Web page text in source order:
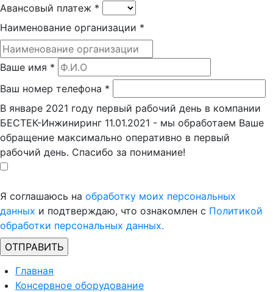
Авансовый платеж *
Наименование организации *
Ваше имя *
Ваш номер телефона *
В январе 2021 году первый рабочий день в компании
БЕСТЕК-Инжиниринг 11.01.2021 - мы обработаем Ваше
обращение максимально оперативно в первый
рабочий день. Спасибо за понимание!
Я соглашаюсь на обработку моих персональных
данных и подтверждаю, что ознакомлен с Политикой
обработки персональных данных.
Главная
Консервное оборудование